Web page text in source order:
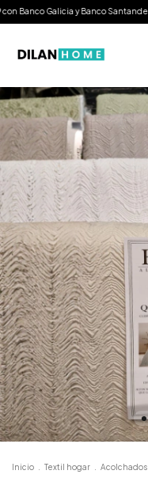
Galicia y Banco Santander.
Inicio Textil hogar Acolchados